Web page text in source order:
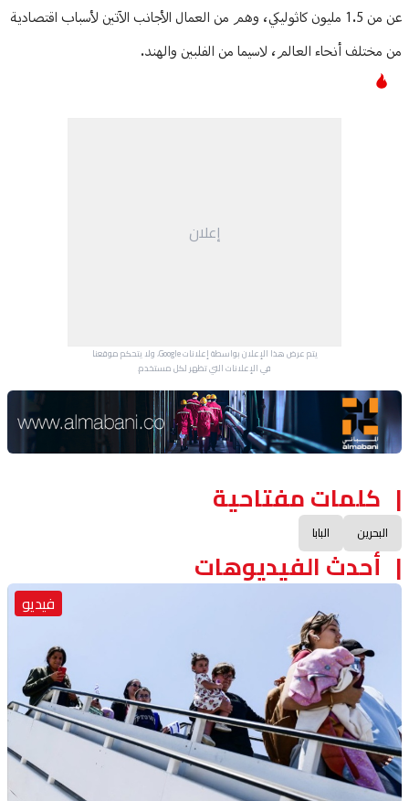
عن من 1.5 مليون كاثوليكي، وهم من العمال الأجانب الآتين لأسباب اقتصادية
من مختلف أنحاء العالم، لاسيما من الفلبين والهند.
إعلان
يتم عرض هذا الإعلان بواسطة إعلانات Google، ولا يتحكم موقعنا
في الإعلانات التي تظهر لكل مستخدم.
Advertisement Section
كلمات مفتاحية
البحرين البابا
أحدث الفيديوهات
فيديو